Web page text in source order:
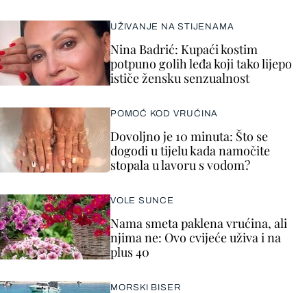
UŽIVANJE NA STIJENAMA
Nina Badrić: Kupaći kostim
potpuno golih leđa koji tako lijepo
ističe žensku senzualnost
POMOĆ KOD VRUĆINA
Dovoljno je 10 minuta: Što se
dogodi u tijelu kada namočite
stopala u lavoru s vodom?
VOLE SUNCE
Nama smeta paklena vrućina, ali
njima ne: Ovo cvijeće uživa i na
plus 40
MORSKI BISER